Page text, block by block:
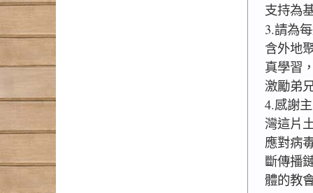
支持為
3.請為
含外地
真學習
激勵弟
4.感謝
灣這片
應對病
斷傳播
體的教